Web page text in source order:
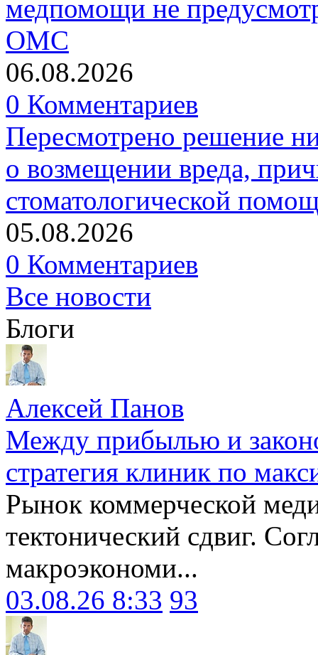
медпомощи не
ОМС
06.08.2026
0 Комментариев
Пересмотрено решение
о возмещении вреда,
стоматологической
05.08.2026
0 Комментариев
Все новости
Блоги
Алексей Панов
Между прибылью и
стратегия клиник по
Рынок коммерческой
тектонический сдвиг.
макроэкономи...
03.08.26 8:33 93